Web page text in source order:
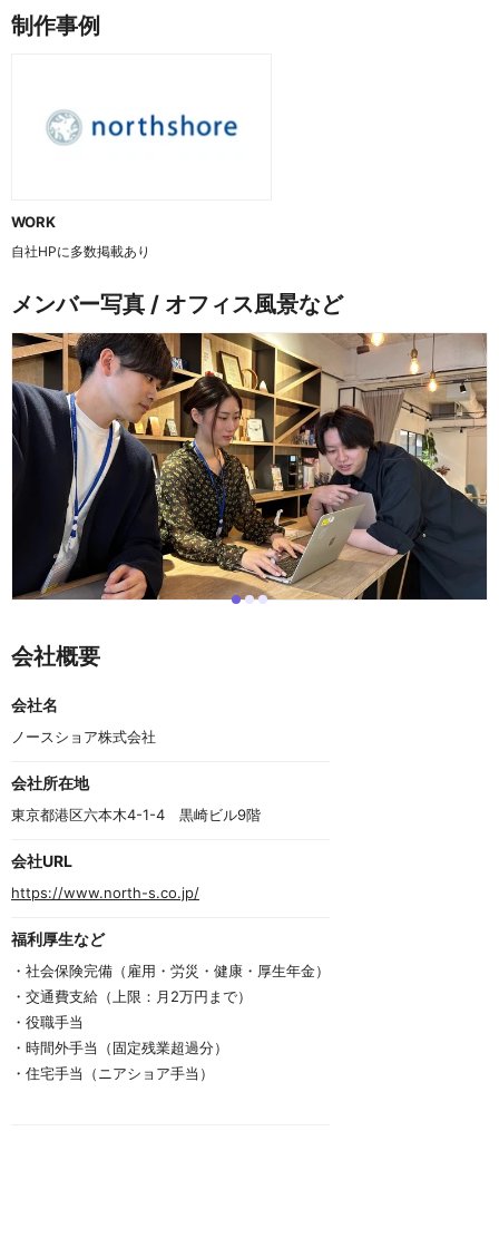
制作事例
WORK
自社HPに多数掲載あり
メンバー写真 / オフィス風景など
i i i
e
m
o
f
会社概要
会社名
ノースショア株式会社
会社所在地
東京都港区六本木4-1-4　黒崎ビル9階
会社URL
https://www.north-s.co.jp/
福利厚生など
・社会保険完備（雇用・労災・健康・厚生年金）
・交通費支給（上限：月2万円まで）
・役職手当
・時間外手当（固定残業超過分）
・住宅手当（ニアショア手当）